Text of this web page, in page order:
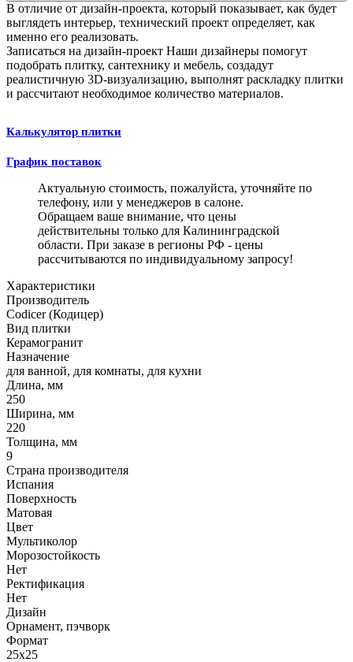
В отличие от дизайн-проекта, который показывает, как будет
выглядеть интерьер, технический проект определяет, как
именно его реализовать.
Записаться на дизайн-проект Наши дизайнеры помогут
подобрать плитку, сантехнику и мебель, создадут
реалистичную 3D-визуализацию, выполнят раскладку плитки
и рассчитают необходимое количество материалов.
Калькулятор плитки
График поставок
Актуальную стоимость, пожалуйста, уточняйте по
телефону, или у менеджеров в салоне.
Обращаем ваше внимание, что цены
действительны только для Калининградской
области. При заказе в регионы РФ - цены
рассчитываются по индивидуальному запросу!
Характеристики
Производитель
Codicer (Кодицер)
Вид плитки
Керамогранит
Назначение
для ванной, для комнаты, для кухни
Длина, мм
250
Ширина, мм
220
Толщина, мм
9
Страна производителя
Испания
Поверхность
Матовая
Цвет
Мультиколор
Морозостойкость
Нет
Ректификация
Нет
Дизайн
Орнамент, пэчворк
Формат
25x25